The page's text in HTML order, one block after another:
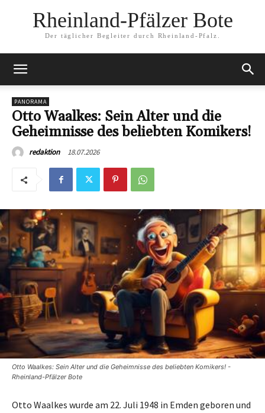
Rheinland-Pfälzer Bote
Der täglicher Begleiter durch Rheinland-Pfalz.
PANORAMA
Otto Waalkes: Sein Alter und die
Geheimnisse des beliebten Komikers!
redaktion 18.07.2026
Otto Waalkes: Sein Alter und die Geheimnisse des beliebten Komikers! -
Rheinland-Pfälzer Bote
Otto Waalkes wurde am 22. Juli 1948 in Emden geboren und